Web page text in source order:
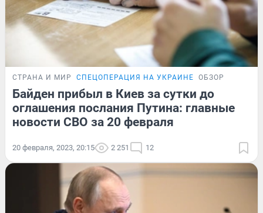
СТРАНА И МИР СПЕЦОПЕРАЦИЯ НА УКРАИНЕ ОБЗОР
Байден прибыл в Киев за сутки до
оглашения послания Путина: главные
новости СВО за 20 февраля
20 февраля, 2023, 20:15 2 251 12